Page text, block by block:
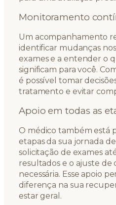
Monitoramento
Um acompanhamento
identificar mudanças
exames e a entender o
significam para você.
é possível tomar
tratamento e evitar
Apoio em todas as
O médico também está
etapas da sua jornada
solicitação de exames
resultados e o ajuste
necessária. Esse apoio
diferença na sua
estar geral.